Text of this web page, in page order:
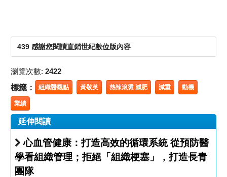
439 感謝您閱讀直銷世紀數位版內容
瀏覽次數: 2422
標籤： 組織醫觀點 黃敬英 熱辣滾燙 減肥 減重 動機
業績
延伸閱讀
心血管健康：打造高效的循環系統 從預防醫
學看組織管理；拒絕「組織梗塞」，打造長青
團隊